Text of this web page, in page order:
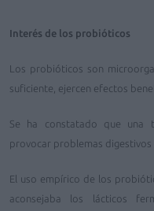
Interés de los probióticos
Los probióticos son
suficiente, ejercen efectos
Se ha constatado que una
provocar problemas digestivos
El uso empírico de los
aconsejaba los lácticos